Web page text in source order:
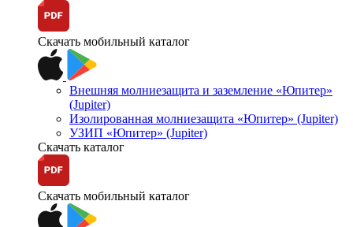
Скачать мобильный каталог
Внешняя молниезащита и заземление «Юпитер»
(Jupiter)
Изолированная молниезащита «Юпитер» (Jupiter)
УЗИП «Юпитер» (Jupiter)
Скачать каталог
Скачать мобильный каталог